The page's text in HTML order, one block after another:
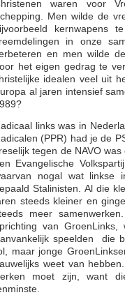
waren voor
Men wilde de
kernwapens
in onze
en men wilde
het eigen gedrag te
idealen veel uit
al jaren intensief
links was in
(PPR) had je de
tegen de NAVO
Evangelische
nogal wat linkse
Stalinisten. Al die
steeds kleiner en
meer
van GroenLinks,
speelden die
maar jonge
weet van
moet zijn, want